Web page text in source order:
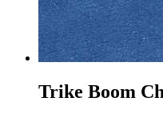
Trike Boom